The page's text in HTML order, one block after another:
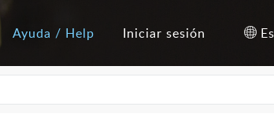
Ayuda / Help Iniciar sesión